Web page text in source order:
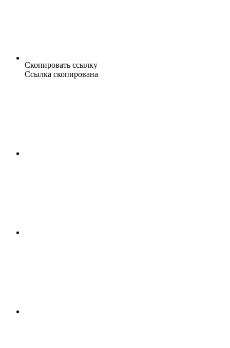
Скопировать ссылку
Ссылка скопирована